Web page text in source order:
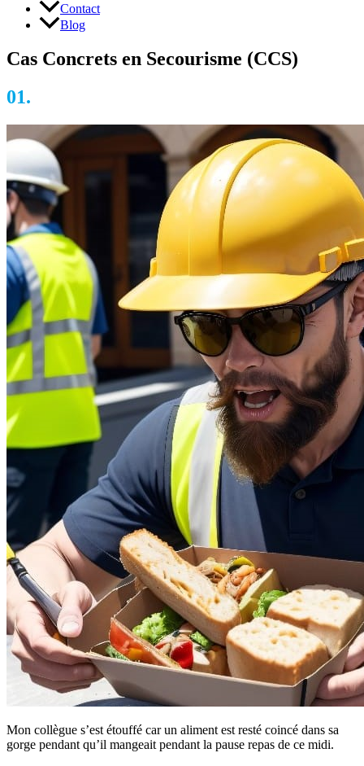
Contact
Blog
Cas Concrets en Secourisme (CCS)
01.
Mon collègue s’est étouffé car un aliment est resté coincé dans sa
gorge pendant qu’il mangeait pendant la pause repas de ce midi.